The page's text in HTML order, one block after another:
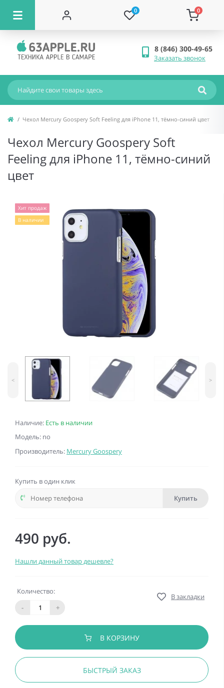
0 0
8 (846) 300-49-65
Заказать звонок
Чехол Mercury Goospery Soft Feeling для iPhone 11, тёмно-синий цвет
Чехол Mercury Goospery Soft
Feeling для iPhone 11, тёмно-синий
цвет
Наличие: Есть в наличии
Модель: no
Производитель: Mercury Goospery
Хит продаж
В наличии
< >
Купить в один клик
Купить
490 руб.
Нашли данный товар дешевле?
Количество:
-
+
В закладки
В КОРЗИНУ
БЫСТРЫЙ ЗАКАЗ